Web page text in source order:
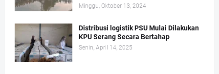
Minggu, Oktober 13, 2024
Distribusi logistik PSU Mulai Dilakukan
KPU Serang Secara Bertahap
Senin, April 14, 2025